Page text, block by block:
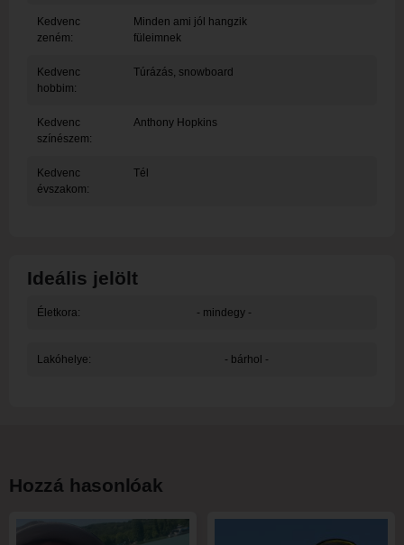
Kedvenc
zeném:
Minden ami jól hangzik
füleimnek
Kedvenc
hobbim:
Túrázás, snowboard
Kedvenc
színészem:
Anthony Hopkins
Kedvenc
évszakom:
Tél
Ideális jelölt
Életkora: - mindegy -
Lakóhelye: - bárhol -
Hozzá hasonlóak